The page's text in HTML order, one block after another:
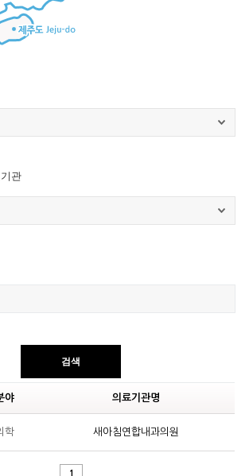
관
검색
야 의료기관명
학 새아침연합내과의원
1